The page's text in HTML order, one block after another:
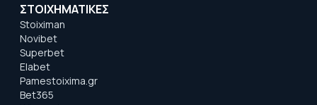
ΣΤΟΙΧΗΜΑΤΙΚΕΣ
Stoiximan
Novibet
Superbet
Elabet
Pamestoixima.gr
Bet365